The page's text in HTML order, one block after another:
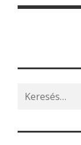
Search
for: